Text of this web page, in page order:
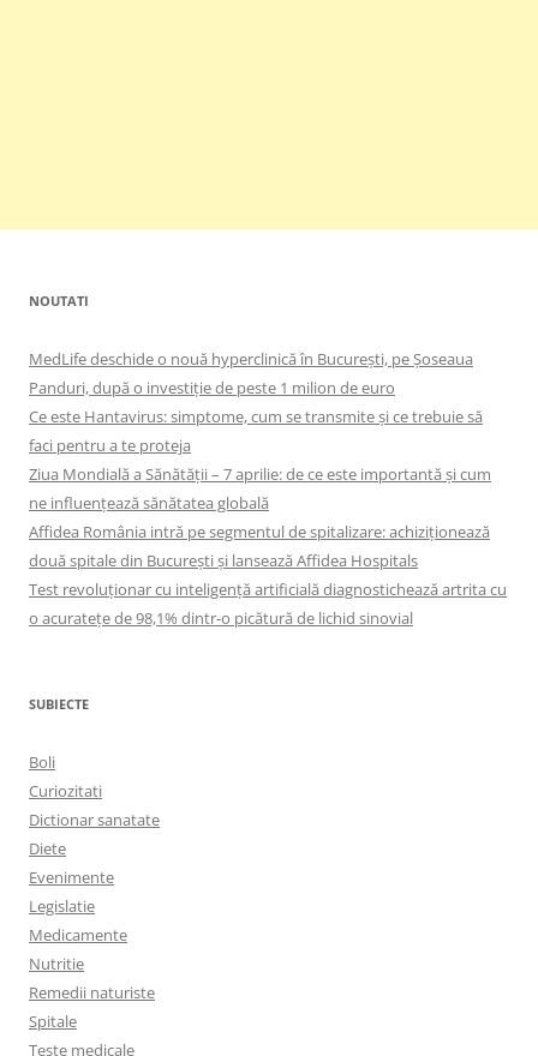
NOUTATI
MedLife deschide o nouă hyperclinică în București, pe Șoseaua
Panduri, după o investiție de peste 1 milion de euro
Ce este Hantavirus: simptome, cum se transmite și ce trebuie să
faci pentru a te proteja
Ziua Mondială a Sănătății – 7 aprilie: de ce este importantă și cum
ne influențează sănătatea globală
Affidea România intră pe segmentul de spitalizare: achiziționează
două spitale din București și lansează Affidea Hospitals
Test revoluționar cu inteligență artificială diagnostichează artrita cu
o acuratețe de 98,1% dintr-o picătură de lichid sinovial
SUBIECTE
Boli
Curiozitati
Dictionar sanatate
Diete
Evenimente
Legislatie
Medicamente
Nutritie
Remedii naturiste
Spitale
Teste medicale